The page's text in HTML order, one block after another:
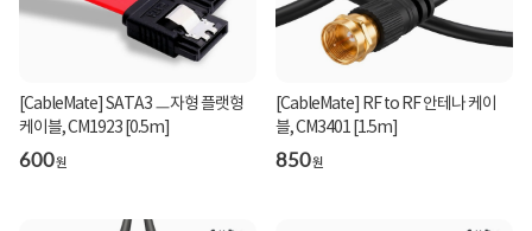
[CableMate] SATA3 ㅡ자형 플랫형
케이블, CM1923 [0.5m]
600원
[CableMate] RF to RF 안테나 케이
블, CM3401 [1.5m]
850원